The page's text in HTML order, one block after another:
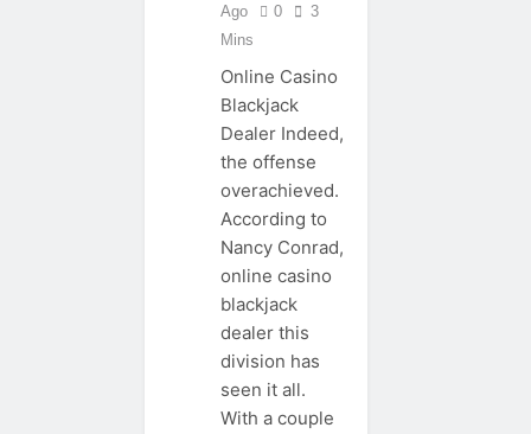
Ago
0
3
Mins
Online Casino
Blackjack
Dealer Indeed,
the offense
overachieved.
According to
Nancy Conrad,
online casino
blackjack
dealer this
division has
seen it all.
With a couple